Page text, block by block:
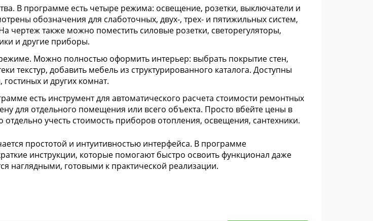
В программе есть четыре режима: освещение, розетки, выключатели и
обозначения для слаботочных, двух-, трех- и пятижильных систем,
чертеж также можно поместить силовые розетки, светорегуляторы,
и другие приборы.
Можно полностью оформить интерьер: выбрать покрытие стен,
текстур, добавить мебель из структурированного каталога. Доступны
и других комнат.
есть инструмент для автоматического расчета стоимости ремонтных
для отдельного помещения или всего объекта. Просто вбейте цены в
учесть стоимость приборов отопления, освещения, сантехники.
простотой и интуитивностью интерфейса. В программе
инструкции, которые помогают быстро освоить функционал даже
наглядными, готовыми к практической реализации.